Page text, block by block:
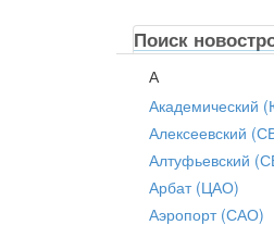
Поиск
А
Академический
Алексеевский
Алтуфьевский
Арбат (ЦАО)
Аэропорт (САО)